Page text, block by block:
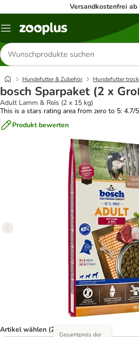
Versandkostenfrei ab
Menü
Produkte
suchen
Hundefutter & Zubehör Hundefutter
bosch Sparpaket (2 x
Adult Lamm & Reis (2 x 15 kg)
This is a stars rating area from zero to 5: 4.7/5
Produkt bewerten
Artikel wählen (21 Varianten)
Gesamtpreis der